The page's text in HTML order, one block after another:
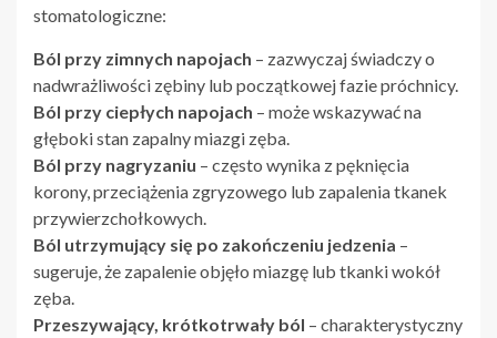
stomatologiczne:
Ból przy zimnych napojach – zazwyczaj świadczy o
nadwrażliwości zębiny lub początkowej fazie próchnicy.
Ból przy ciepłych napojach – może wskazywać na
głęboki stan zapalny miazgi zęba.
Ból przy nagryzaniu – często wynika z pęknięcia
korony, przeciążenia zgryzowego lub zapalenia tkanek
przywierzchołkowych.
Ból utrzymujący się po zakończeniu jedzenia –
sugeruje, że zapalenie objęło miazgę lub tkanki wokół
zęba.
Przeszywający, krótkotrwały ból – charakterystyczny